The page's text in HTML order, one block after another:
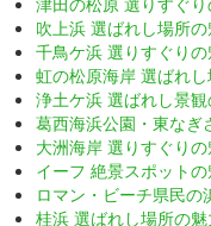
吹上浜 選ばれし場所の
千鳥ケ浜 選りすぐりの
虹の松原海岸 選ばれ
浄土ケ浜 選ばれし景
葛西海浜公園・東なぎ
大洲海岸 選りすぐり
イーフ 絶景スポット
ロマン・ビーチ県民の
桂浜 選ばれし場所の魅